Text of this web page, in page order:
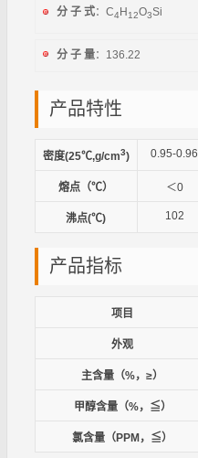
分 子 式：C4H12O3Si
分 子 量：136.22
产品特性
密度(25℃,g/cm3) 0.95-0.96
熔点（℃） ＜0
沸点(℃) 102
产品指标
项目
外观
主含量（%，≥）
甲醇含量（%，≦）
氯含量（PPM，≦）